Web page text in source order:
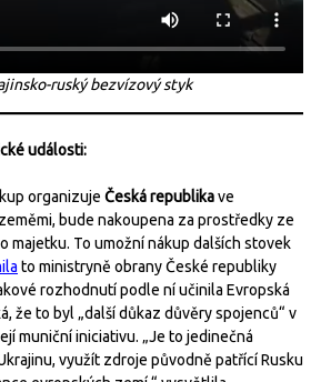
ruský bezvízový styk
události:
organizuje Česká republikave
bude nakoupena za prostředky ze
majetku. To umožní nákup dalších stovek
to ministryně obrany České republiky
rozhodnutí podle ní učinila Evropská
že to byl „další důkaz důvěry spojenců“ v
muniční iniciativu. „Je to jedinečná
využít zdroje původně patřící Rusku